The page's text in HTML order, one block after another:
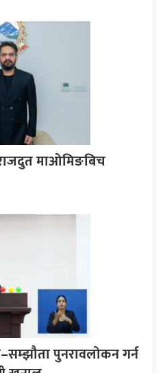
राजदुत माओमिङबिच
पुनरावलोकन गर्न